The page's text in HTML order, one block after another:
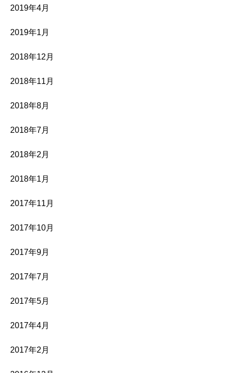
2019年4月
2019年1月
2018年12月
2018年11月
2018年8月
2018年7月
2018年2月
2018年1月
2017年11月
2017年10月
2017年9月
2017年7月
2017年5月
2017年4月
2017年2月